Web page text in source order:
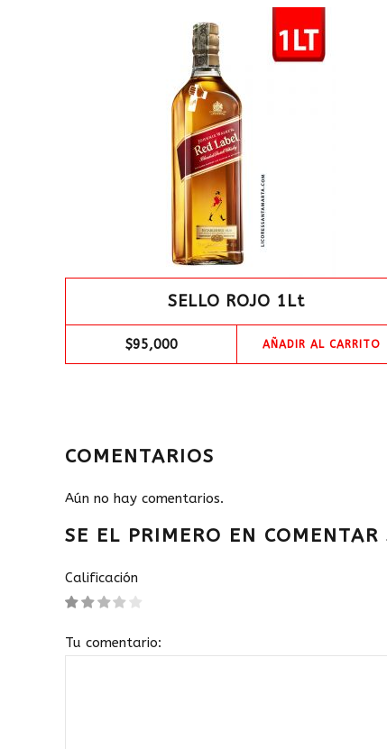
SELLO ROJO 1Lt
$95,000 AÑADIR AL CARRITO
COMENTARIOS
Aún no hay comentarios.
SE EL PRIMERO EN
Calificación
Tu comentario: